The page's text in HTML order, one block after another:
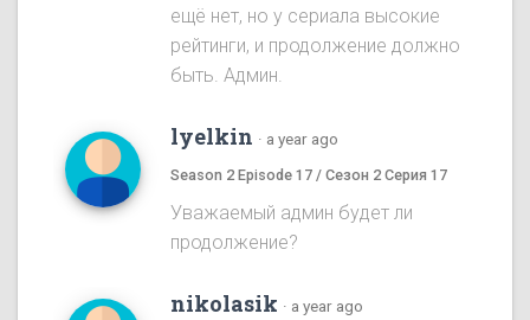
ещё нет, но у сериала высокие
рейтинги, и продолжение должно
быть. Админ.
lyelkin · a year ago
Season 2 Episode 17 / Сезон 2 Серия 17
Уважаемый админ будет ли
продолжение?
nikolasik · a year ago